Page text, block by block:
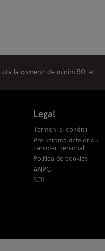
la comenzi de minim 50 lei
Legal
Termeni si conditii
Prelucrarea datelor cu
caracter personal
Politica de cookies
ANPC
SOL